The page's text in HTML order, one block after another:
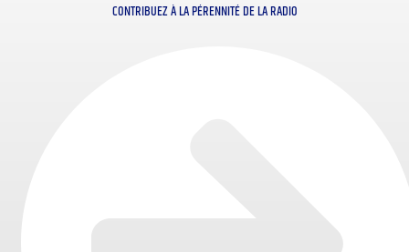
CONTRIBUEZ À LA PÉRENNITÉ DE LA RADIO